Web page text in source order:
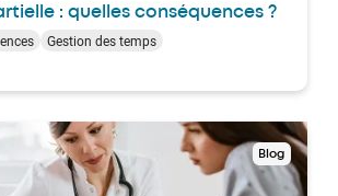
: quelles conséquences ?
Gestion des temps
Blog